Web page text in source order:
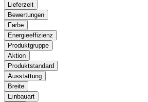
Lieferzeit
Bewertungen
Farbe
Energieeffizienz
Produktgruppe
Aktion
Produktstandard
Ausstattung
Breite
Einbauart